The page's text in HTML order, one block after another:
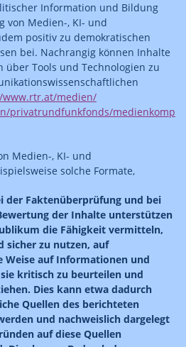
Information und Bildung
von Medien-, KI- und
positiv zu demokratischen
bei. Nachrangig können Inhalte
über Tools und Technologien zu
medien/
privatrundfunkfonds/medienkomp
Medien-, KI- und
solche Formate,
der Faktenüberprüfung und bei
der Inhalte unterstützen
die Fähigkeit vermitteln,
sicher zu nutzen, auf
auf Informationen und
kritisch zu beurteilen und
Dies kann etwa dadurch
Quellen des berichteten
und nachweislich dargelegt
auf diese Quellen